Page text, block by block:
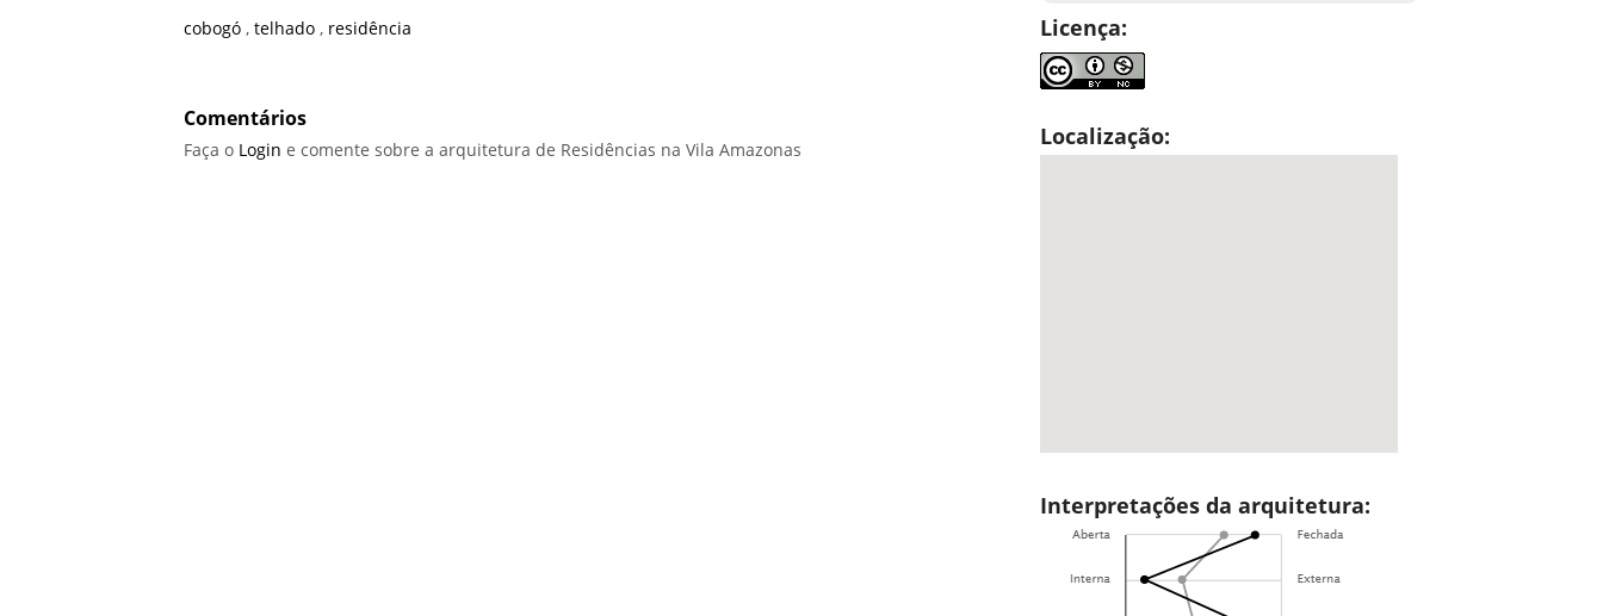
cobogó ,telhado , residência
Comentários
Faça o Login e comente sobre a arquitetura de Residências na Vila Amazonas
Licença:
Localização:
Interpretações da arquitetura: